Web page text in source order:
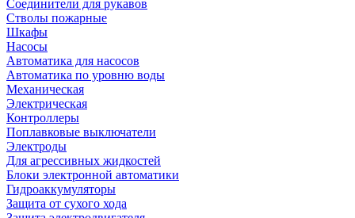
Соединители для рукавов
Стволы пожарные
Шкафы
Насосы
Автоматика для насосов
Автоматика по уровню воды
Механическая
Электрическая
Контроллеры
Поплавковые выключатели
Электроды
Для агрессивных жидкостей
Блоки электронной автоматики
Гидроаккумуляторы
Защита от сухого хода